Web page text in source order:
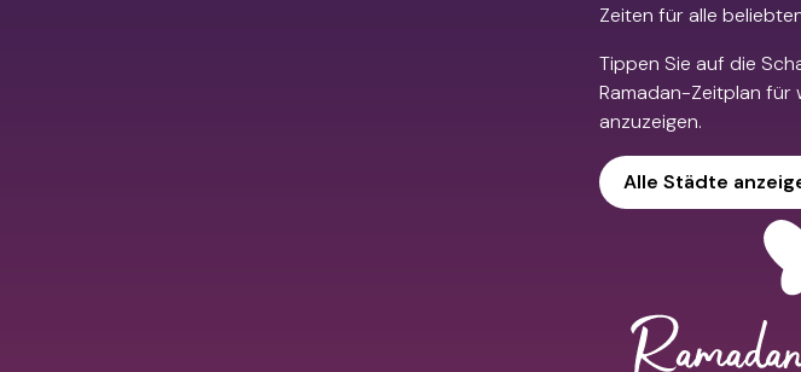
Zeiten für alle
Tippen Sie auf die
Ramadan-Zeitplan
anzuzeigen.
Alle Städte